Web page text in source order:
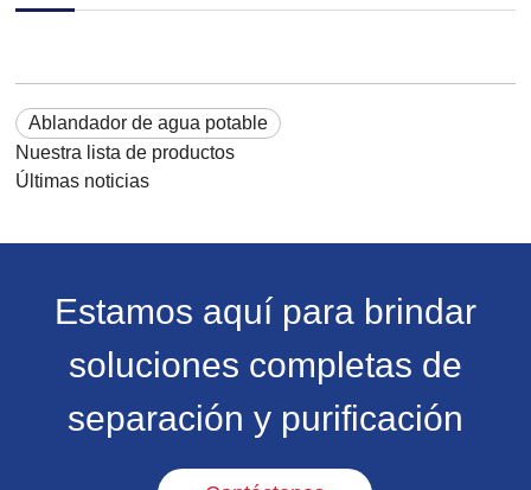
Ablandador de agua potable
Nuestra lista de productos
Últimas noticias
Estamos aquí para brindar
soluciones completas de
separación y purificación